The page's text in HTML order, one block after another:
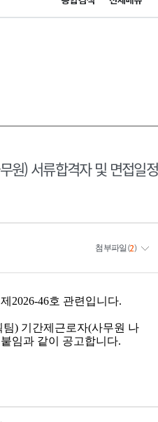
다.
원) 서류합격자 및 면접일정
첨부파일 (2)